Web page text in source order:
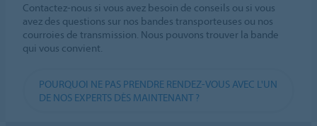
Contactez-nous si vous avez besoin de conseils ou si vous
avez des questions sur nos bandes transporteuses ou nos
courroies de transmission. Nous pouvons trouver la bande
qui vous convient.
POURQUOI NE PAS PRENDRE RENDEZ-VOUS AVEC L'UN
DE NOS EXPERTS DÈS MAINTENANT ?